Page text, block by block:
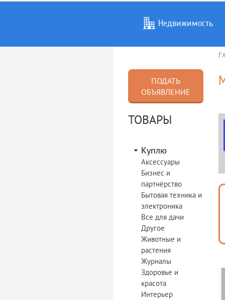
Недвижимость
Услуги
ПОДАТЬ
ОБЪЯВЛЕНИЕ
ТОВАРЫ
Куплю
Аксессуары
Бизнес и
партнёрство
Бытовая техника и
электроника
Все для дачи
Другое
Животные и
растения
Журналы
Здоровье и
красота
Интерьер